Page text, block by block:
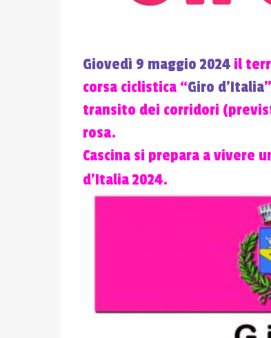
Giovedì 9 maggio 2024il
corsa ciclistica “Giro d’Italia
transito dei corridori
rosa.
Cascina si prepara a vivere
d’Italia 2024.